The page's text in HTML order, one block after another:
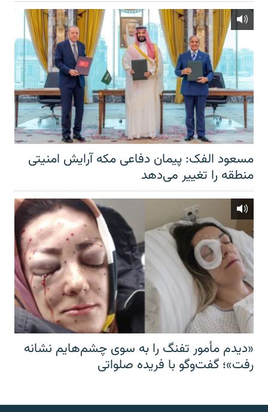
مسعود الفک: پیمان دفاعی مکه آرایش امنیتی
منطقه را تغییر می‌دهد
«دیدم مأمور تفنگ را به سوی چشم‌هایم نشانه
رفت»؛ گفت‌و‌گو با فریده صلواتی